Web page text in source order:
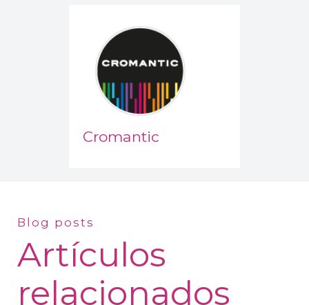
Cromantic
Blog posts
Artículos
relacionados